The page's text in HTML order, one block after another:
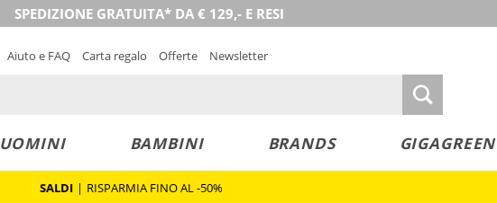
SPEDIZIONE GRATUITA* DA € 129,- E RESI
Aiuto e FAQ Carta regalo Offerte Newsletter
UOMINI BAMBINI BRANDS GIGAGREEN
SALDI | RISPARMIA FINO AL -50%